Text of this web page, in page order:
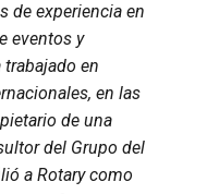
de experiencia en
eventos y
en
en las
de una
del Grupo del
a Rotary como